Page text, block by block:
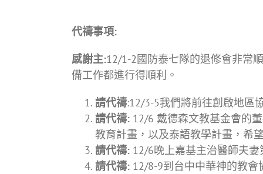
代禱事項:
感謝主:12/1-2國防泰七隊的退修會非常
備工作都進行得順利。
請代禱:12/3-5我們將前往創啟地區
請代禱: 12/6 戴德森文教基金會的
教育計畫，以及泰語教學計畫，希
請代禱: 12/6晚上嘉基主治醫師夫
請代禱: 12/8-9到台中中華神的教